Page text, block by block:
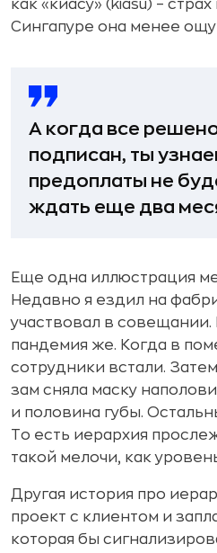
как «киасу» (kiasu) –
Сингапуре она менее
А когда все
подписан, ты
предоплаты не
ждать еще два
Еще одна иллюстрация
Недавно я ездил на
участвовал в совещании.
пандемия же. Когда в
сотрудники встали.
зам сняла маску
и половина губы.
То есть иерархия
такой мелочи, как
Другая история про
проект с клиентом и
которая бы